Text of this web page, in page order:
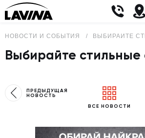
НОВОСТИ И СОБЫТИЯ ВЫБИРАЙТЕ
Выбирайте стильные
ПРЕДЫДУЩАЯ
НОВОСТЬ
ВСЕ НОВОСТИ